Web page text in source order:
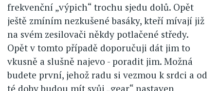
frekvenční „výpich“ trochu sjedu dolů. Opět
ještě zmíním nezkušené basáky, kteří mívají již
na svém zesilovači někdy potlačené středy.
Opět v tomto případě doporučuji dát jim to
vkusně a slušně najevo - poradit jim. Možná
budete první, jehož radu si vezmou k srdci a od
té doby budou mít svůj „gear“ nastaven